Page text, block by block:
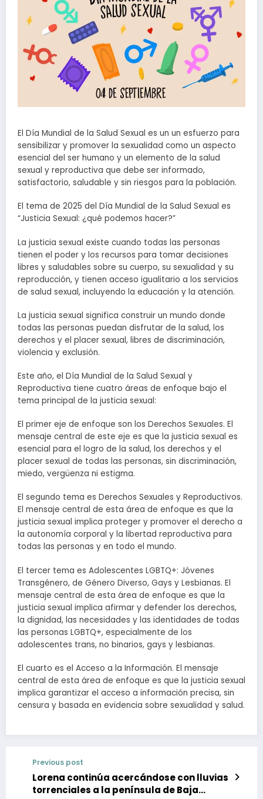
El Día Mundial de la Salud Sexual es un un esfuerzo para
sensibilizar y promover la sexualidad como un aspecto
esencial del ser humano y un elemento de la salud
sexual y reproductiva que debe ser informado,
satisfactorio, saludable y sin riesgos para la población.
El tema de 2025 del Día Mundial de la Salud Sexual es
“Justicia Sexual: ¿qué podemos hacer?”
La justicia sexual existe cuando todas las personas
tienen el poder y los recursos para tomar decisiones
libres y saludables sobre su cuerpo, su sexualidad y su
reproducción, y tienen acceso igualitario a los servicios
de salud sexual, incluyendo la educación y la atención.
La justicia sexual significa construir un mundo donde
todas las personas puedan disfrutar de la salud, los
derechos y el placer sexual, libres de discriminación,
violencia y exclusión.
Este año, el Día Mundial de la Salud Sexual y
Reproductiva tiene cuatro áreas de enfoque bajo el
tema principal de la justicia sexual:
El primer eje de enfoque son los Derechos Sexuales. El
mensaje central de este eje es que la justicia sexual es
esencial para el logro de la salud, los derechos y el
placer sexual de todas las personas, sin discriminación,
miedo, vergüenza ni estigma.
El segundo tema es Derechos Sexuales y Reproductivos.
El mensaje central de esta área de enfoque es que la
justicia sexual implica proteger y promover el derecho a
la autonomía corporal y la libertad reproductiva para
todas las personas y en todo el mundo.
El tercer tema es Adolescentes LGBTQ+: Jóvenes
Transgénero, de Género Diverso, Gays y Lesbianas. El
mensaje central de esta área de enfoque es que la
justicia sexual implica afirmar y defender los derechos,
la dignidad, las necesidades y las identidades de todas
las personas LGBTQ+, especialmente de los
adolescentes trans, no binarios, gays y lesbianas.
El cuarto es el Acceso a la Información. El mensaje
central de esta área de enfoque es que la justicia sexual
implica garantizar el acceso a información precisa, sin
censura y basada en evidencia sobre sexualidad y salud.
Previous post
Lorena continúa acercándose con lluvias
torrenciales a la península de Baja